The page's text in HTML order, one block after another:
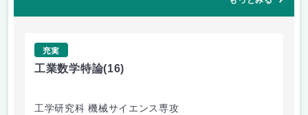
充実
工業数学特論(16)
工学研究科 機械サイエンス専攻